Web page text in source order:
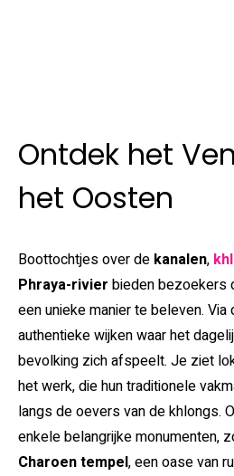
Ontdek het
het Oosten
Boottochtjes over de kanalen,
Phraya-rivier bieden bezoekers
een unieke manier te beleven.
authentieke wijken waar het
bevolking zich afspeelt. Je ziet
het werk, die hun traditionele
langs de oevers van de khlongs.
enkele belangrijke monumenten,
Charoen tempel, een oase van